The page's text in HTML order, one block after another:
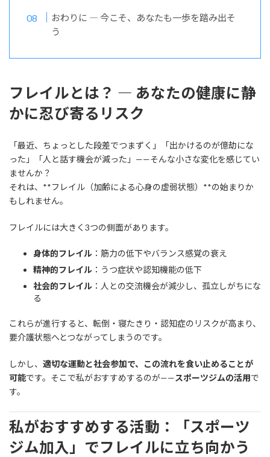
おわりに ― 今こそ、あなたも一歩を踏み出そ
う
フレイルとは？ ― あなたの健康に静
かに忍び寄るリスク
「最近、ちょっとした段差でつまずく」「出かけるのが億劫にな
った」「人と話す機会が減った」——そんな小さな変化を感じてい
ませんか？
それは、**フレイル（加齢による心身の虚弱状態）**の始まりか
もしれません。
フレイルには大きく3つの側面があります。
身体的フレイル ：筋力の低下やバランス感覚の衰え
精神的フレイル ：うつ症状や認知機能の低下
社会的フレイル ：人との交流機会が減少し、孤立しがちにな
る
これらが進行すると、転倒・寝たきり・認知症のリスクが高まり、
要介護状態へとつながってしまうのです。
しかし、 適切な運動と社会参加で、この流れを食い止めることが
可能です。そこで私がおすすめするのが——スポーツジムの活用で
す。
私がおすすめする活動：「スポーツ
ジム加入」でフレイルに立ち向かう